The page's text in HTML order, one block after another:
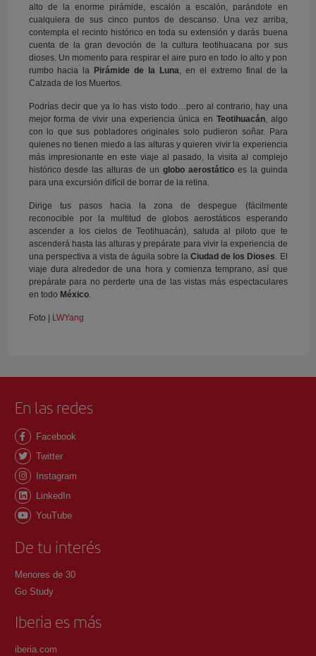
alto de la enorme pirámide, escalón a escalón, parándote en
cualquiera de sus cinco puntos de descanso. Una vez arriba,
contempla el recinto histórico en toda su extensión y darás buena
cuenta de la gran devoción de la cultura teotihuacana por sus
dioses. Un momento para respirar el aire puro en todo lo alto y pon
rumbo hacia la Pirámide de la Luna , en el extremo final de la
Calzada de los Muertos.
Podrías decir que ya lo has visto todo…pero al contrario, hay una
mejor forma de vivir una experiencia única en Teotihuacán, algo
con lo que sus pobladores originales solo pudieron soñar. Para
quienes no tienen miedo a las alturas y quieren vivir la experiencia
más impresionante en este viaje al pasado, la visita al complejo
histórico desde las alturas de un globo aerostáticoes la guinda
para una excursión difícil de borrar de la retina.
Dirige tus pasos hacia la zona de despegue (fácilmente
reconocible por la multitud de globos aerostáticos esperando
ascender a los cielos de Teotihuacán), saluda al piloto que te
ascenderá hasta las alturas y prepárate para vivir la experiencia de
una perspectiva a vista de águila sobre la Ciudad de los Dioses
. El
viaje dura alrededor de una hora y comienza temprano, así que
prepárate para no perderte una de las vistas más espectaculares
en todo México.
Foto | LWYang
En las redes
Facebook
Twitter
Instagram
LinkedIn
YouTube
De tu interés
Menores de 30
Go Study
Iberia es más
iberia.com